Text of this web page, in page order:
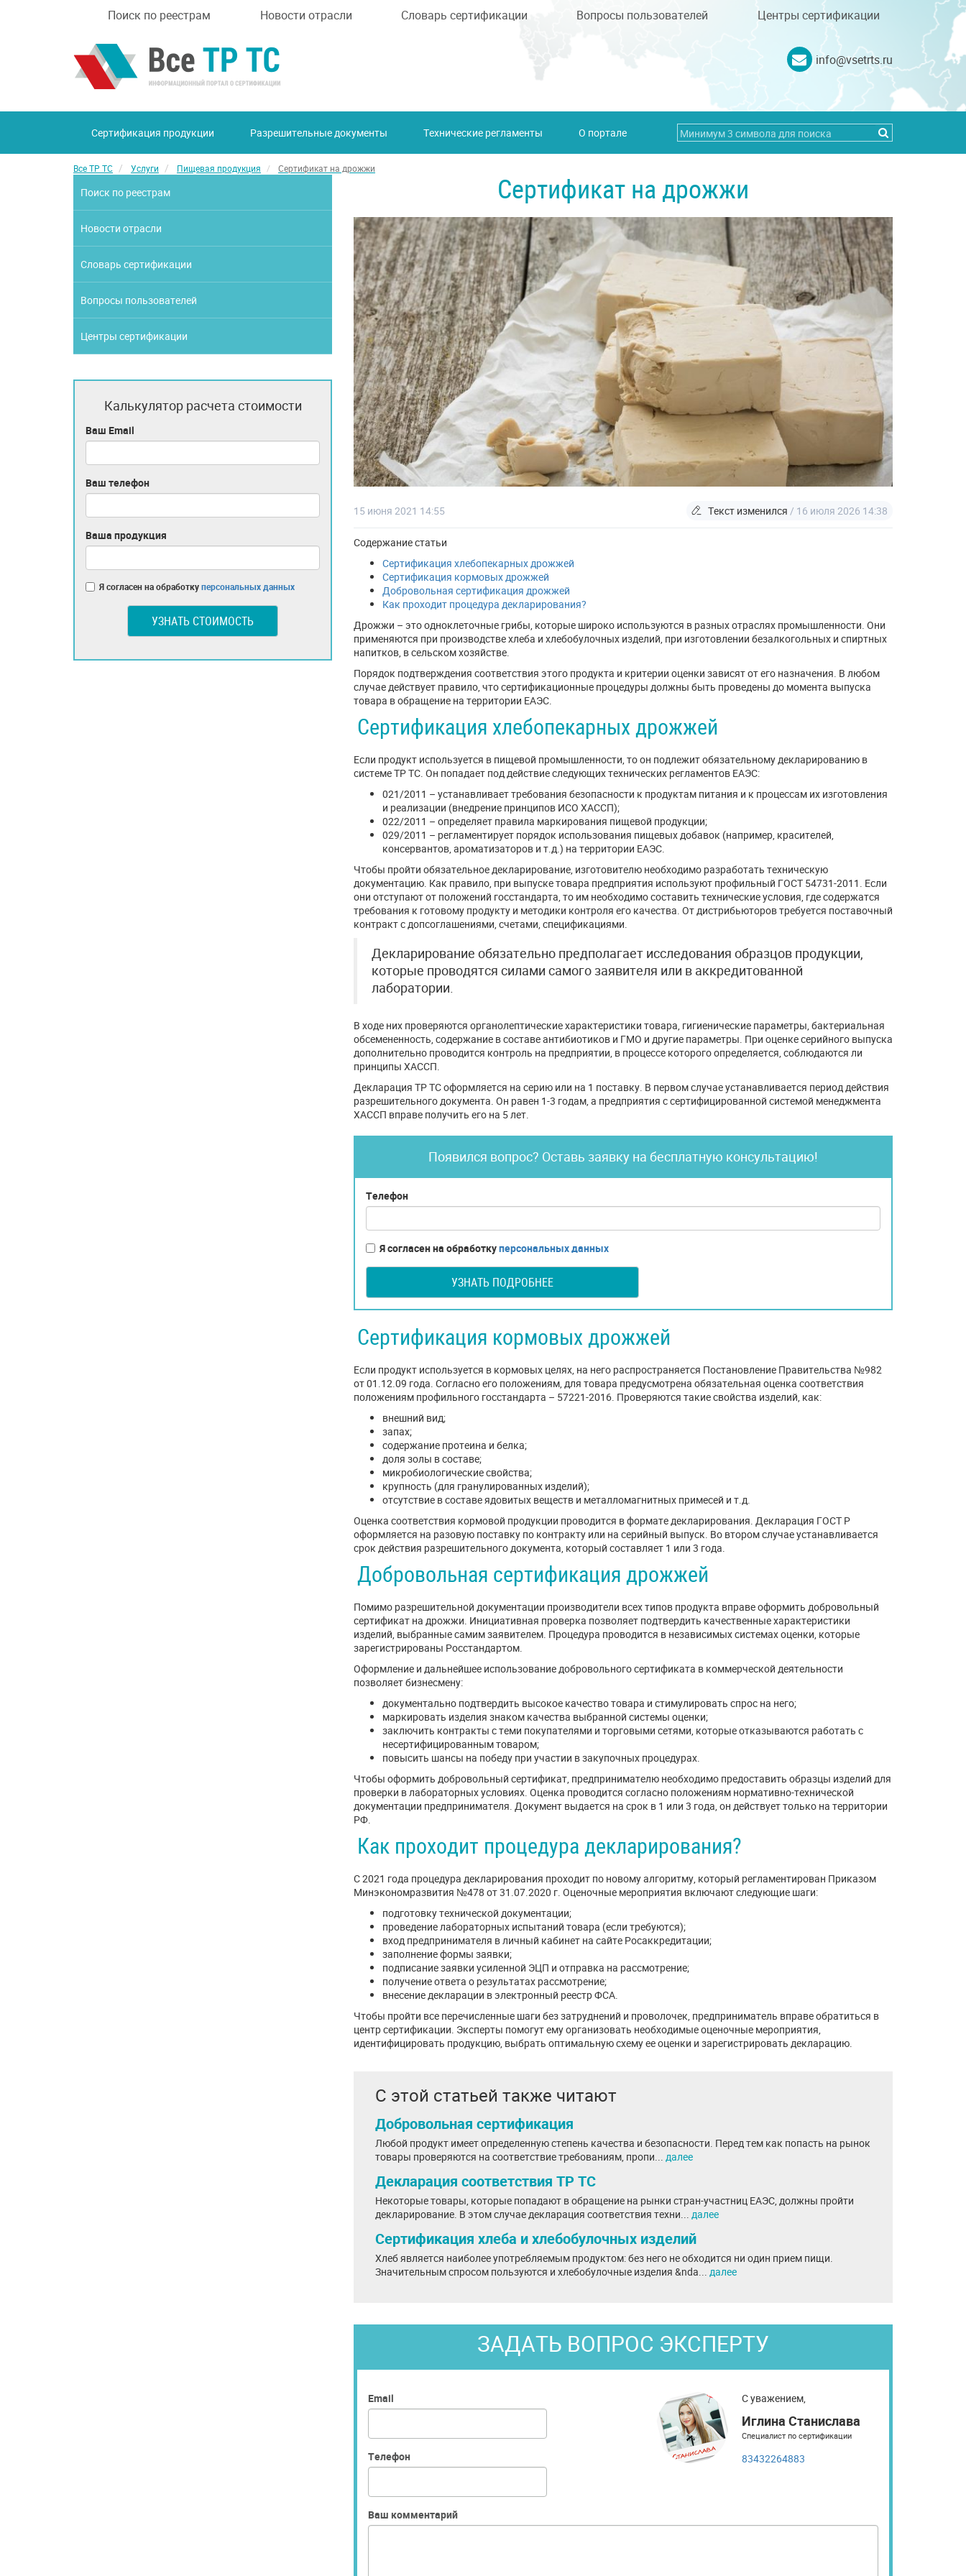
info@vsetrts.ru
Поиск по реестрам Новости отрасли Словарь сертификации Вопросы пользователей Центры сертификации
Сертификация продукции Разрешительные документы Технические регламенты О портале
Все ТР ТС Услуги Пищевая продукция Сертификат на дрожжи
Сертификат на дрожжи
15 июня 2021 14:55 Текст изменился / 16 июля 2026 14:38
Содержание статьи
Сертификация хлебопекарных дрожжей
Сертификация кормовых дрожжей
Добровольная сертификация дрожжей
Как проходит процедура декларирования?
Дрожжи – это одноклеточные грибы, которые широко используются в разных отраслях промышленности. Они
применяются при производстве хлеба и хлебобулочных изделий, при изготовлении безалкогольных и спиртных
напитков, в сельском хозяйстве.
Порядок подтверждения соответствия этого продукта и критерии оценки зависят от его назначения. В любом
случае действует правило, что сертификационные процедуры должны быть проведены до момента выпуска
товара в обращение на территории ЕАЭС.
Сертификация хлебопекарных дрожжей
Если продукт используется в пищевой промышленности, то он подлежит обязательному декларированию в
системе ТР ТС. Он попадает под действие следующих технических регламентов ЕАЭС:
021/2011 – устанавливает требования безопасности к продуктам питания и к процессам их изготовления
и реализации (внедрение принципов ИСО ХАССП);
022/2011 – определяет правила маркирования пищевой продукции;
029/2011 – регламентирует порядок использования пищевых добавок (например, красителей,
консервантов, ароматизаторов и т.д.) на территории ЕАЭС.
Чтобы пройти обязательное декларирование, изготовителю необходимо разработать техническую
документацию. Как правило, при выпуске товара предприятия используют профильный ГОСТ 54731-2011. Если
они отступают от положений госстандарта, то им необходимо составить технические условия, где содержатся
требования к готовому продукту и методики контроля его качества. От дистрибьюторов требуется поставочный
контракт с допсоглашениями, счетами, спецификациями.
Декларирование обязательно предполагает исследования образцов продукции,
которые проводятся силами самого заявителя или в аккредитованной
лаборатории.
В ходе них проверяются органолептические характеристики товара, гигиенические параметры, бактериальная
обсемененность, содержание в составе антибиотиков и ГМО и другие параметры. При оценке серийного выпуска
дополнительно проводится контроль на предприятии, в процессе которого определяется, соблюдаются ли
принципы ХАССП.
Декларация ТР ТС оформляется на серию или на 1 поставку. В первом случае устанавливается период действия
разрешительного документа. Он равен 1-3 годам, а предприятия с сертифицированной системой менеджмента
ХАССП вправе получить его на 5 лет.
Появился вопрос? Оставь заявку на бесплатную консультацию!
Телефон
Я согласен на обработкуперсональных данных
УЗНАТЬ ПОДРОБНЕЕ
Сертификация кормовых дрожжей
Если продукт используется в кормовых целях, на него распространяется Постановление Правительства №982
от 01.12.09 года. Согласно его положениям, для товара предусмотрена обязательная оценка соответствия
положениям профильного госстандарта – 57221-2016. Проверяются такие свойства изделий, как:
внешний вид;
запах;
содержание протеина и белка;
доля золы в составе;
микробиологические свойства;
крупность (для гранулированных изделий);
отсутствие в составе ядовитых веществ и металломагнитных примесей и т.д.
Оценка соответствия кормовой продукции проводится в формате декларирования. Декларация ГОСТ Р
оформляется на разовую поставку по контракту или на серийный выпуск. Во втором случае устанавливается
срок действия разрешительного документа, который составляет 1 или 3 года.
Добровольная сертификация дрожжей
Помимо разрешительной документации производители всех типов продукта вправе оформить добровольный
сертификат на дрожжи. Инициативная проверка позволяет подтвердить качественные характеристики
изделий, выбранные самим заявителем. Процедура проводится в независимых системах оценки, которые
зарегистрированы Росстандартом.
Оформление и дальнейшее использование добровольного сертификата в коммерческой деятельности
позволяет бизнесмену:
документально подтвердить высокое качество товара и стимулировать спрос на него;
маркировать изделия знаком качества выбранной системы оценки;
заключить контракты с теми покупателями и торговыми сетями, которые отказываются работать с
несертифицированным товаром;
повысить шансы на победу при участии в закупочных процедурах.
Чтобы оформить добровольный сертификат, предпринимателю необходимо предоставить образцы изделий для
проверки в лабораторных условиях. Оценка проводится согласно положениям нормативно-технической
документации предпринимателя. Документ выдается на срок в 1 или 3 года, он действует только на территории
РФ.
Как проходит процедура декларирования?
С 2021 года процедура декларирования проходит по новому алгоритму, который регламентирован Приказом
Минэкономразвития №478 от 31.07.2020 г. Оценочные мероприятия включают следующие шаги:
подготовку технической документации;
проведение лабораторных испытаний товара (если требуются);
вход предпринимателя в личный кабинет на сайте Росаккредитации;
заполнение формы заявки;
подписание заявки усиленной ЭЦП и отправка на рассмотрение;
получение ответа о результатах рассмотрение;
внесение декларации в электронный реестр ФСА.
Чтобы пройти все перечисленные шаги без затруднений и проволочек, предприниматель вправе обратиться в
центр сертификации. Эксперты помогут ему организовать необходимые оценочные мероприятия,
идентифицировать продукцию, выбрать оптимальную схему ее оценки и зарегистрировать декларацию.
С этой статьей также читают
Добровольная сертификация
Любой продукт имеет определенную степень качества и безопасности. Перед тем как попасть на рынок
товары проверяются на соответствие требованиям, пропи... далее
Декларация соответствия ТР ТС
Некоторые товары, которые попадают в обращение на рынки стран-участниц ЕАЭС, должны пройти
декларирование. В этом случае декларация соответствия техни... далее
Сертификация хлеба и хлебобулочных изделий
Хлеб является наиболее употребляемым продуктом: без него не обходится ни один прием пищи.
Значительным спросом пользуются и хлебобулочные изделия &nda... далее
ЗАДАТЬ ВОПРОС ЭКСПЕРТУ
С уважением,
Иглина Станислава
Специалист по сертификации
83432264883
Email
Телефон
Ваш комментарий
Поиск по реестрам
Новости отрасли
Словарь сертификации
Вопросы пользователей
Центры сертификации
Калькулятор расчета стоимости
Ваш Email
Ваш телефон
Ваша продукция
Я согласен на обработкуперсональных данных
УЗНАТЬ СТОИМОСТЬ